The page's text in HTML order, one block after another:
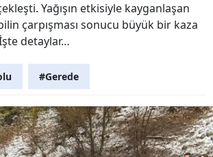
Yağışın etkisiyle kayganlaşan
çarpışması sonucu büyük bir kaza
detaylar…
#Gerede